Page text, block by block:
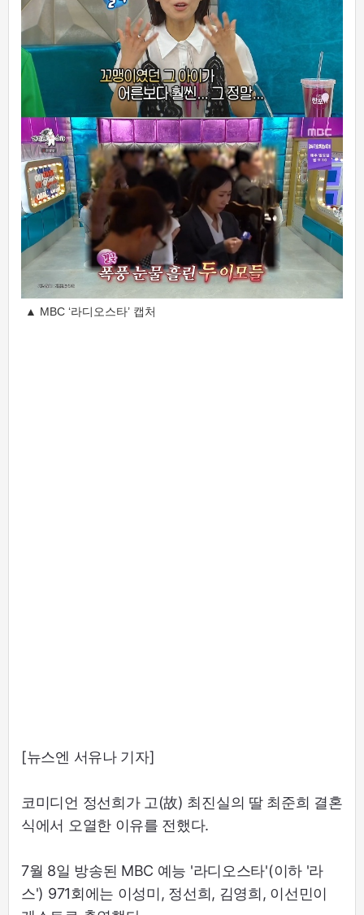
▲ MBC ‘라디오스타’ 캡처
[뉴스엔 서유나 기자]
코미디언 정선희가 고(故) 최진실의 딸 최준희 결혼
식에서 오열한 이유를 전했다.
7월 8일 방송된 MBC 예능 '라디오스타'(이하 '라
스') 971회에는 이성미, 정선희, 김영희, 이선민이